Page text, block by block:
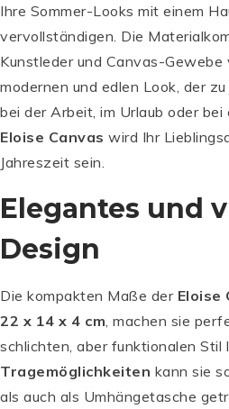
Ihre Sommer-Looks mit einem
vervollständigen. Die
Kunstleder und Canvas-
modernen und edlen Look, der
bei der Arbeit, im Urlaub oder
Eloise Canvas wird Ihr
Jahreszeit sein.
Elegantes und
Design
Die kompakten Maße der Eloise
22 x 14 x 4 cm , machen sie
schlichten, aber funktionalen Stil
Tragemöglichkeiten kann sie
als auch als Umhängetasche